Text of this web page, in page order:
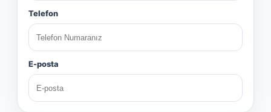
Telefon
E-posta